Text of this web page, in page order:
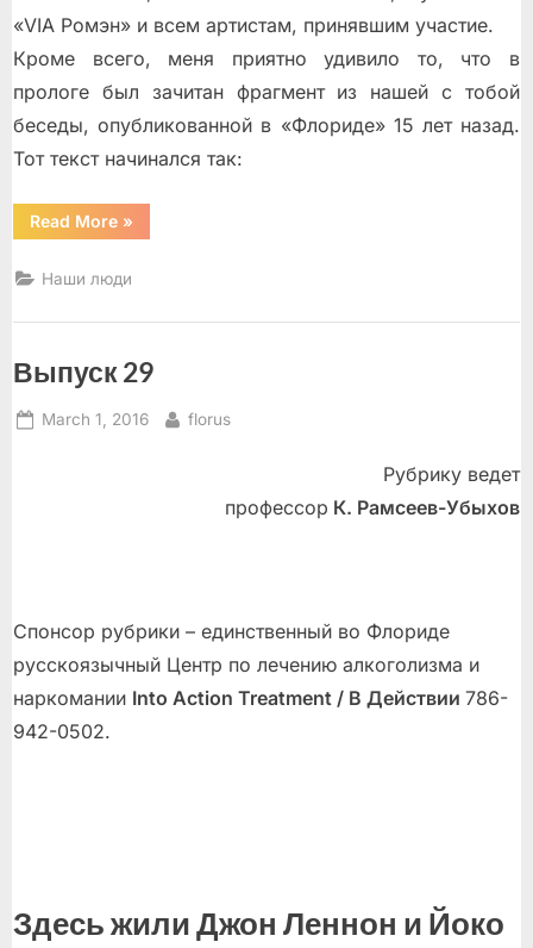
«VIA Ромэн» и всем артистам, принявшим участие.
Кроме всего, меня приятно удивило то, что в
прологе был зачитан фрагмент из нашей с тобой
беседы, опубликованной в «Флориде» 15 лет назад.
Тот текст начинался так:
Read More“«Слушайте,
если
я
спою…»”
»
Наши люди
Выпуск 29
Posted
March 1, 2016 By
florus
Рубрику ведет
профессор К. Рамсеев-Убыхов
Спонсор рубрики – единственный во Флориде
русскоязычный Центр по лечению алкоголизма и
наркомании Into Action Treatment / В Действии 786-
942-0502.
Здесь жили Джон Леннон и Йоко